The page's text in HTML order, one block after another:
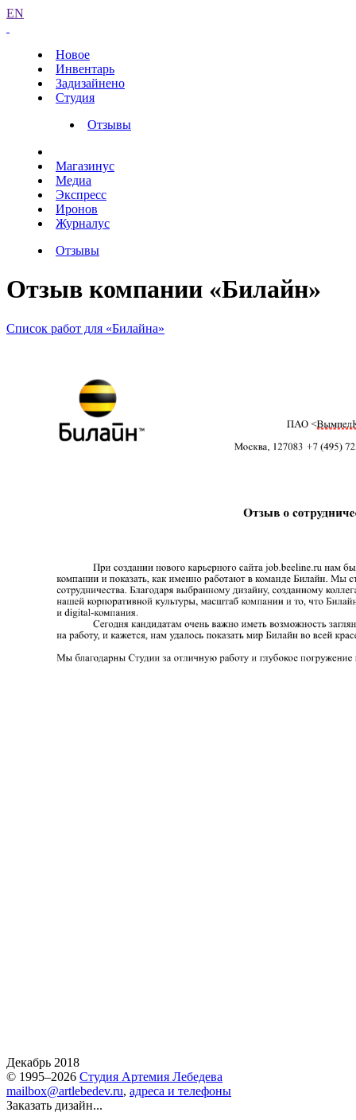
EN
Новое
Инвентарь
Задизайнено
Студия
Отзывы
Магазинус
Медиа
Экспресс
Иронов
Журналус
Отзывы
Отзыв компании «Билайн»
Список работ для «Билайна»
Декабрь 2018
© 1995–2026 Студия Артемия Лебедева
mailbox@artlebedev.ru, адреса и телефоны
Заказать дизайн...